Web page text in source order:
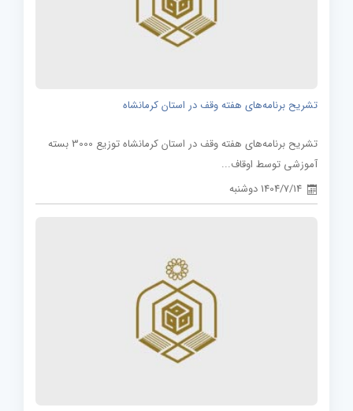
تشریح برنامه‌های هفته وقف در استان کرمانشاه
تشریح برنامه‌های هفته وقف در استان کرمانشاه توزیع 3000 بسته
آموزشی توسط اوقاف...
1404/7/14 دوشنبه